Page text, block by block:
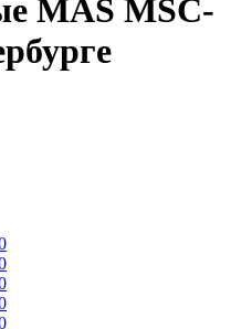
MAS MSC-